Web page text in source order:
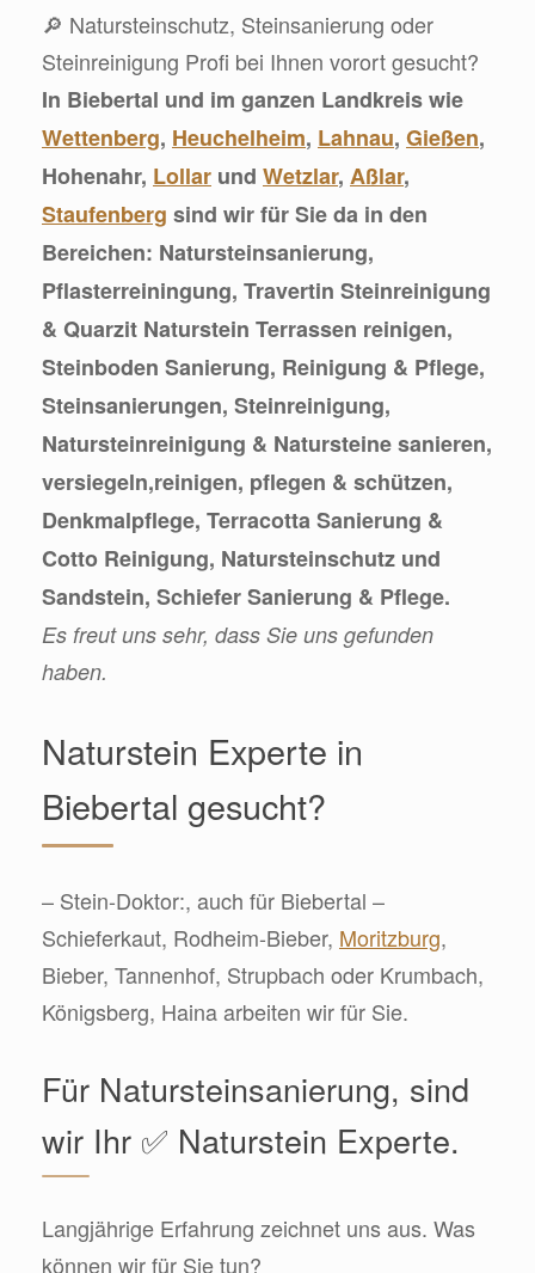
🔎 Natursteinschutz, Steinsanierung oder
Steinreinigung Profi bei Ihnen vorort gesucht?
In Biebertal und im ganzen Landkreis wie
Wettenberg, Heuchelheim, Lahnau, Gießen,
Hohenahr, Lollar und Wetzlar, Aßlar,
Staufenberg sind wir für Sie da in den
Bereichen: Natursteinsanierung,
Pflasterreiningung, Travertin Steinreinigung
& Quarzit Naturstein Terrassen reinigen,
Steinboden Sanierung, Reinigung & Pflege,
Steinsanierungen, Steinreinigung,
Natursteinreinigung & Natursteine sanieren,
versiegeln,reinigen, pflegen & schützen,
Denkmalpflege, Terracotta Sanierung &
Cotto Reinigung, Natursteinschutz und
Sandstein, Schiefer Sanierung & Pflege.
Es freut uns sehr, dass Sie uns gefunden
haben.
Naturstein Experte in
Biebertal gesucht?
– Stein-Doktor:, auch für Biebertal –
Schieferkaut, Rodheim-Bieber, Moritzburg,
Bieber, Tannenhof, Strupbach oder Krumbach,
Königsberg, Haina arbeiten wir für Sie.
Für Natursteinsanierung, sind
wir Ihr ✅ Naturstein Experte.
Langjährige Erfahrung zeichnet uns aus. Was
können wir für Sie tun?